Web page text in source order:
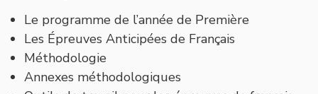
Le programme de l’année de Première
Les Épreuves Anticipées de Français
Méthodologie
Annexes méthodologiques